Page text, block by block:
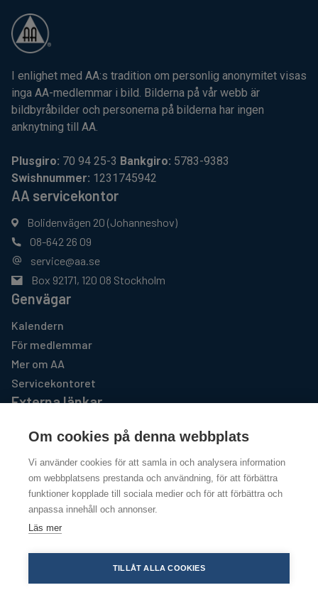
I enlighet med AA:s tradition om personlig anonymitet visas
inga AA-medlemmar i bild. Bilderna på vår webb är
bildbyråbilder och personerna på bilderna har ingen
anknytning till AA.
Plusgiro: 70 94 25-3 Bankgiro: 5783-9383
Swishnummer: 1231745942
AA servicekontor
Bolidenvägen 20 (Johanneshov)
08-642 26 09
service@aa.se
Box 92171, 120 08 Stockholm
Genvägar
Kalendern
För medlemmar
Mer om AA
Servicekontoret
Externa länkar
AA GSO USA
Al-Anon Familjegrupper
http://www.al-anon.se
Om cookies på denna webbplats
Vi använder cookies för att samla in och analysera information
om webbplatsens prestanda och användning, för att förbättra
funktioner kopplade till sociala medier och för att förbättra och
anpassa innehåll och annonser.
Läs mer
TILLÅT ALLA COOKIES